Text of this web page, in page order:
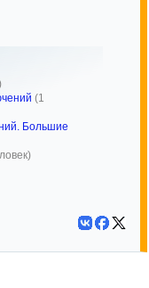
(1
Большие